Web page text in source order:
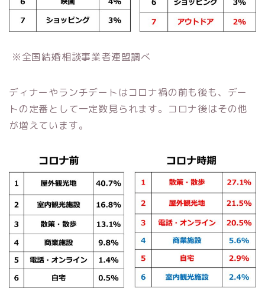
※全国結婚相談事業者連盟調べ
ディナーやランチデートはコロナ禍の前も後も、デー
トの定番として一定数見られます。コロナ後はその他
が増えています。